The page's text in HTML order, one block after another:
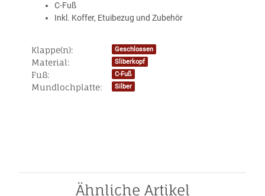
C-Fuß
Inkl. Koffer, Etuibezug und Zubehör
Produkteigenschaft
Wert
Klappe(n): Geschlossen
Material: Sliberkopf
Fuß: C-Fuß
Mundlochplatte: Silber
Ähnliche Artikel